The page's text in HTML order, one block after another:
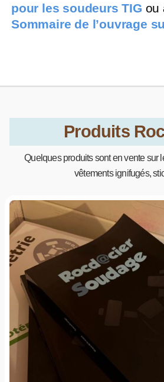
pour les soudeurs TIG ou
Sommaire de l’ouvrage
Produits
Quelques produits sont en vente sur
vêtements ignifugés,